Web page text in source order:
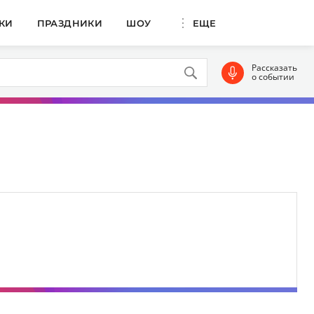
ПРАЗДНИКИ ШОУ ЕЩЕ
Рассказать
о событии